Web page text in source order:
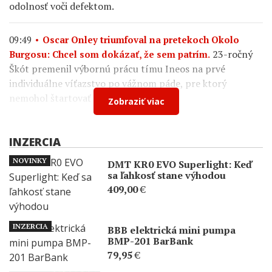
odolnosť voči defektom.
09:49
Oscar Onley triumfoval na pretekoch Okolo
Burgosu: Chcel som dokázať, že sem patrím. 23-ročný
Škót premenil výbornú prácu tímu Ineos na prvé
individuálne víťazstvo po vážnom páde, pre ktorý
nemohol štartovať na Tour de France.
Zobraziť viac
INZERCIA
DMT KR0 EVO Superlight: Keď
sa ľahkosť stane výhodou
409,00€
NOVINKY
BBB elektrická mini pumpa
BMP-201 BarBank
79,95€
INZERCIA